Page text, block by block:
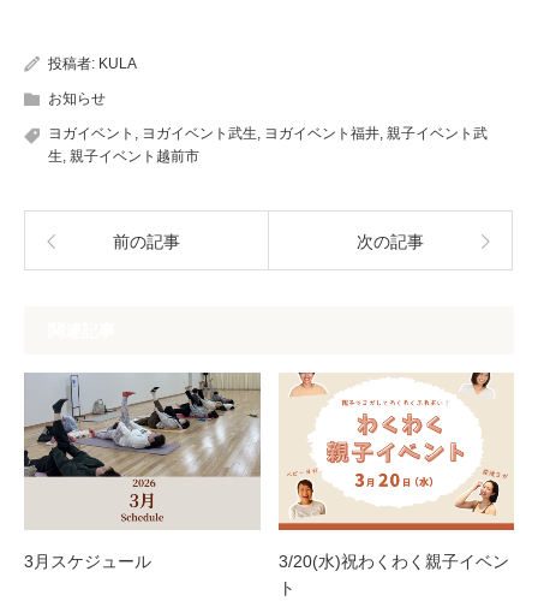
投稿者: KULA
お知らせ
ヨガイベント , ヨガイベント武生, ヨガイベント福井, 親子イベント武
生, 親子イベント越前市
前の記事 次の記事
3月スケジュール
3/20(水)祝わくわく親子イベン
ト